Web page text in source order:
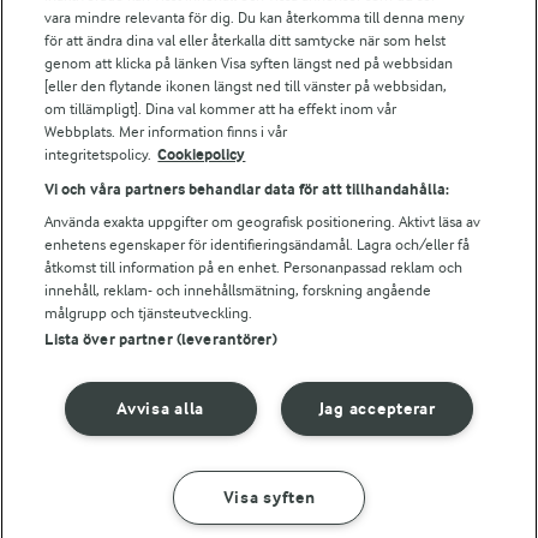
GÖR SÅ HÄR INGREDIENSER
Bildbank
Följ oss
© 2026 Arla Foods
Integritetspolicy
vara mindre relevanta för dig. Du kan återkomma till denna meny
för att ändra dina val eller återkalla ditt samtycke när som helst
genom att klicka på länken Visa syften längst ned på webbsidan
[eller den flytande ikonen längst ned till vänster på webbsidan,
om tillämpligt]. Dina val kommer att ha effekt inom vår
Webbplats. Mer information finns i vår
integritetspolicy. Cookiepolicy
Vi och våra partners behandlar data för att tillhandahålla:
Använda exakta uppgifter om geografisk positionering. Aktivt läsa av
enhetens egenskaper för identifieringsändamål. Lagra och/eller få
åtkomst till information på en enhet. Personanpassad reklam och
innehåll, reklam- och innehållsmätning, forskning angående
målgrupp och tjänsteutveckling.
Lista över partner (leverantörer)
Jag accepterar
Avvisa alla
Visa syften